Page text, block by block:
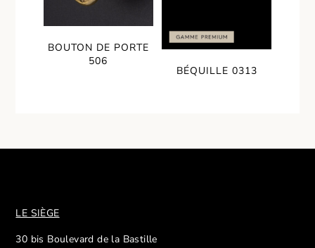
BOUTON DE PORTE
506
BÉQUILLE 0313
LE SIÈGE
30 bis Boulevard de la Bastille